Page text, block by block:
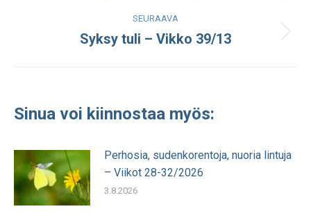
SEURAAVA
Seuraava
Syksy tuli – Vikko 39/13
Sinua voi kiinnostaa myös:
Perhosia, sudenkorentoja, nuoria lintuja
– Viikot 28-32/2026
3.8.2026